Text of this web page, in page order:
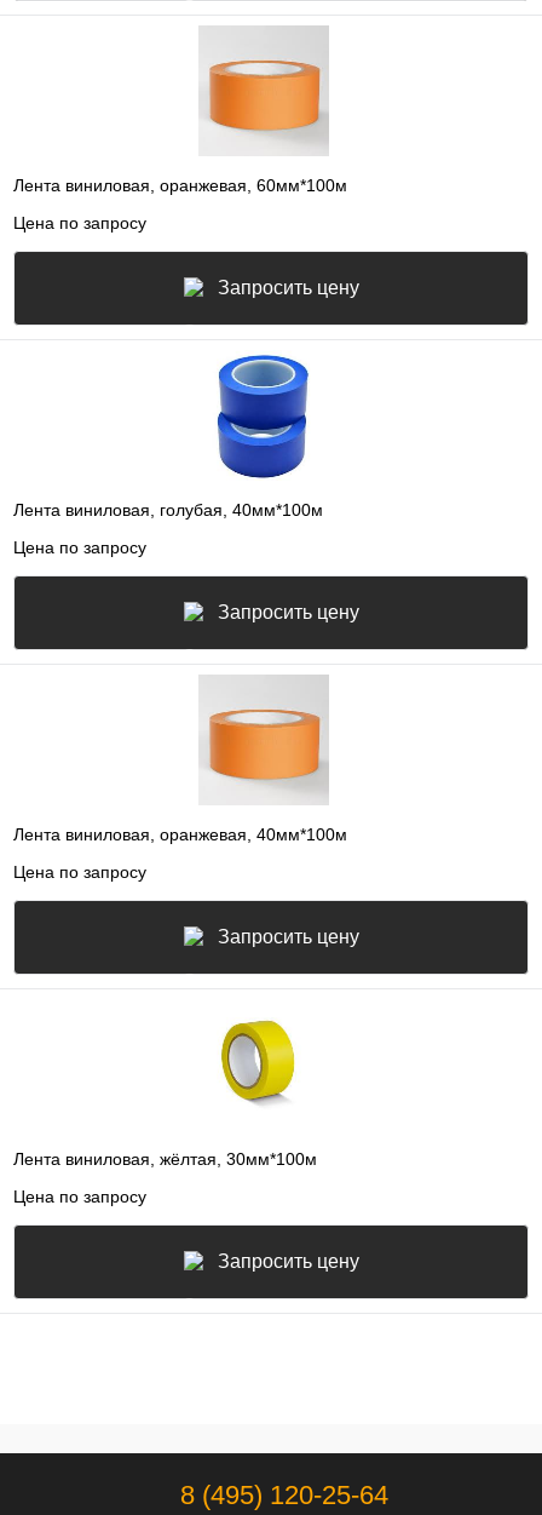
Лента виниловая, оранжевая, 60мм*100м
Цена по запросу
Запросить цену
Лента виниловая, голубая, 40мм*100м
Цена по запросу
Запросить цену
Лента виниловая, оранжевая, 40мм*100м
Цена по запросу
Запросить цену
Лента виниловая, жёлтая, 30мм*100м
Цена по запросу
Запросить цену
8 (495) 120-25-64